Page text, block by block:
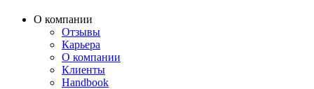
О компании
Отзывы
Карьера
О компании
Клиенты
Handbook